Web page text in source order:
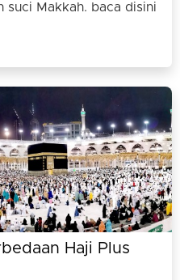
suci Makkah. baca disini
Haji Plus